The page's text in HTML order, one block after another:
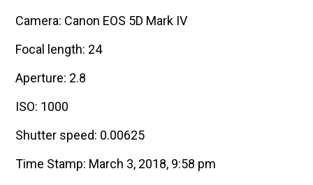
Camera: Canon EOS 5D Mark IV
Focal length: 24
Aperture: 2.8
ISO: 1000
Shutter speed: 0.00625
Time Stamp: March 3, 2018, 9:58 pm